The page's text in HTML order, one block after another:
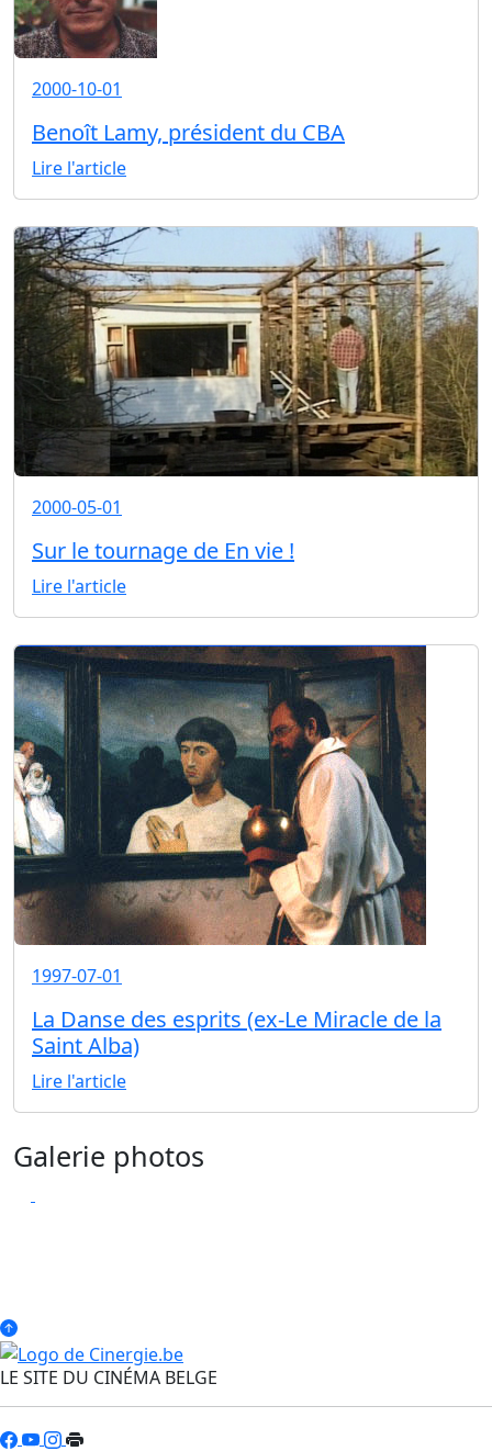
2000-10-01
Benoît Lamy, président du CBA
Lire l'article
2000-05-01
Sur le tournage de En vie !
Lire l'article
1997-07-01
La Danse des esprits (ex-Le Miracle de la
Saint Alba)
Lire l'article
Galerie photos
LE SITE DU CINÉMA BELGE